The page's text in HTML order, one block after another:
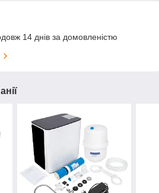
14 днів за домовленістю